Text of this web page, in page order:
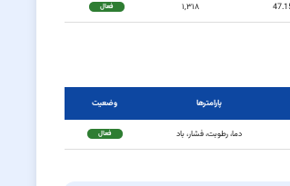
۱,۳۱۸ فعال
پارامترها وضعیت
دما، رطوبت، فشار، باد فعال